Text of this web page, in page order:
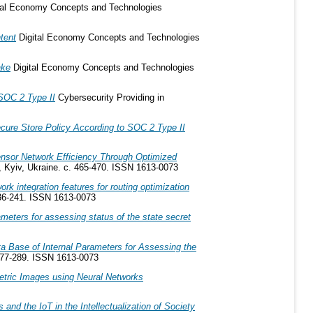
Economy Concepts and Technologies
Digital Economy Concepts and Technologies
Digital Economy Concepts and Technologies
2 Type II Cybersecurity Providing in
Store Policy According to SOC 2 Type II
Network Efficiency Through Optimized
Ukraine. с. 465-470. ISSN 1613-0073
integration features for routing optimization
241. ISSN 1613-0073
for assessing status of the state secret
Base of Internal Parameters for Assessing the
289. ISSN 1613-0073
Images using Neural Networks
the IoT in the Intellectualization of Society